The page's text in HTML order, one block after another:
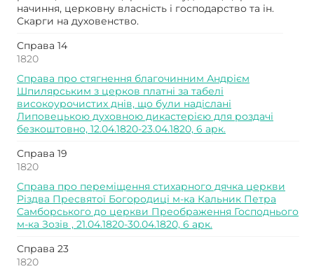
начиння, церковну власність і господарство та ін.
Скарги на духовенство.
Справа 14
1820
Справа про стягнення благочинним Андрієм
Шпилярським з церков платні за табелі
високоурочистих днів, що були надіслані
Липовецькою духовною дикастерією для роздачі
безкоштовно, 12.04.1820-23.04.1820, 6 арк.
Справа 19
1820
Справа про переміщення стихарного дячка церкви
Різдва Пресвятої Богородиці м-ка Кальник Петра
Самборського до церкви Преображення Господнього
м-ка Зозів , 21.04.1820-30.04.1820, 6 арк.
Справа 23
1820